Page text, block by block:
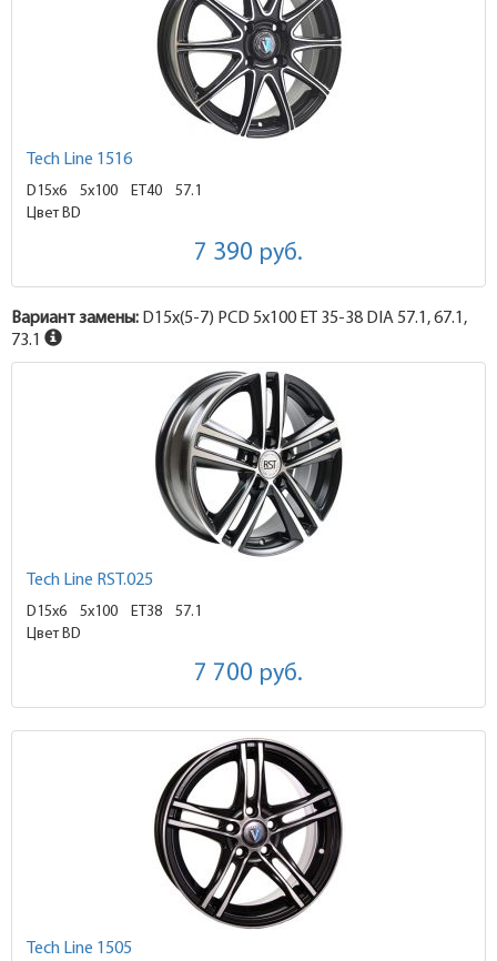
Tech Line 1516
D15x6 5x100 ET40
57.1
Цвет BD
7 390 руб.
Вариант замены: D15x(5-7) PCD 5x100 ET 35-38 DIA 57.1, 67.1,
73.1
Tech Line RST.025
D15x6 5x100 ET38
57.1
Цвет BD
7 700 руб.
Tech Line 1505